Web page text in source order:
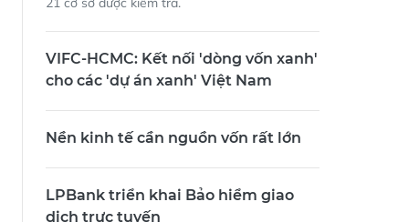
VIFC-HCMC: Kết nối 'dòng vốn xanh'
cho các 'dự án xanh' Việt Nam
Nền kinh tế cần nguồn vốn rất lớn
LPBank triển khai Bảo hiểm giao
dịch trực tuyến